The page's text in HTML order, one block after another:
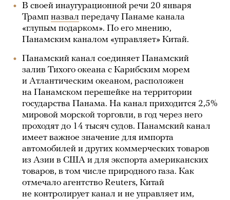
В своей инаугурационной речи 20 января
Трамп назвал передачу Панаме канала
«глупым подарком». По его мнению,
Панамским каналом «управляет» Китай.
Панамский канал соединяет Панамский
залив Тихого океана с Карибским морем
и Атлантическим океаном, расположен
на Панамском перешейке на территории
государства Панама. На канал приходится 2,5%
мировой морской торговли, в год через него
проходят до 14 тысяч судов. Панамский канал
имеет важное значение для импорта
автомобилей и других коммерческих товаров
из Азии в США и для экспорта американских
товаров, в том числе природного газа. Как
отмечало агентство Reuters, Китай
не контролирует канал и не управляет им,